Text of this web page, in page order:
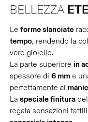
BELLEZZA
Le forme slanciate
tempo, rendendo la
vero gioiello.
La parte superiore in
spessore di 6 mm e
perfettamente al
La speciale finitura
regala sensazioni